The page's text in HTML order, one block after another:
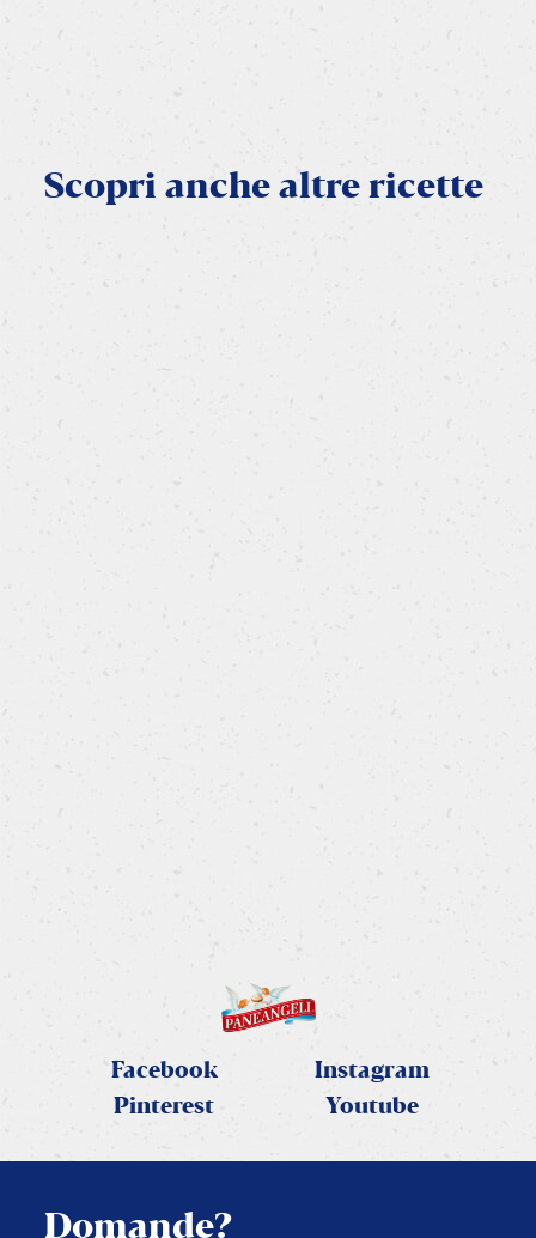
Scopri anche altre ricette
Facebook
Instagram
Pinterest
Youtube
Domande?